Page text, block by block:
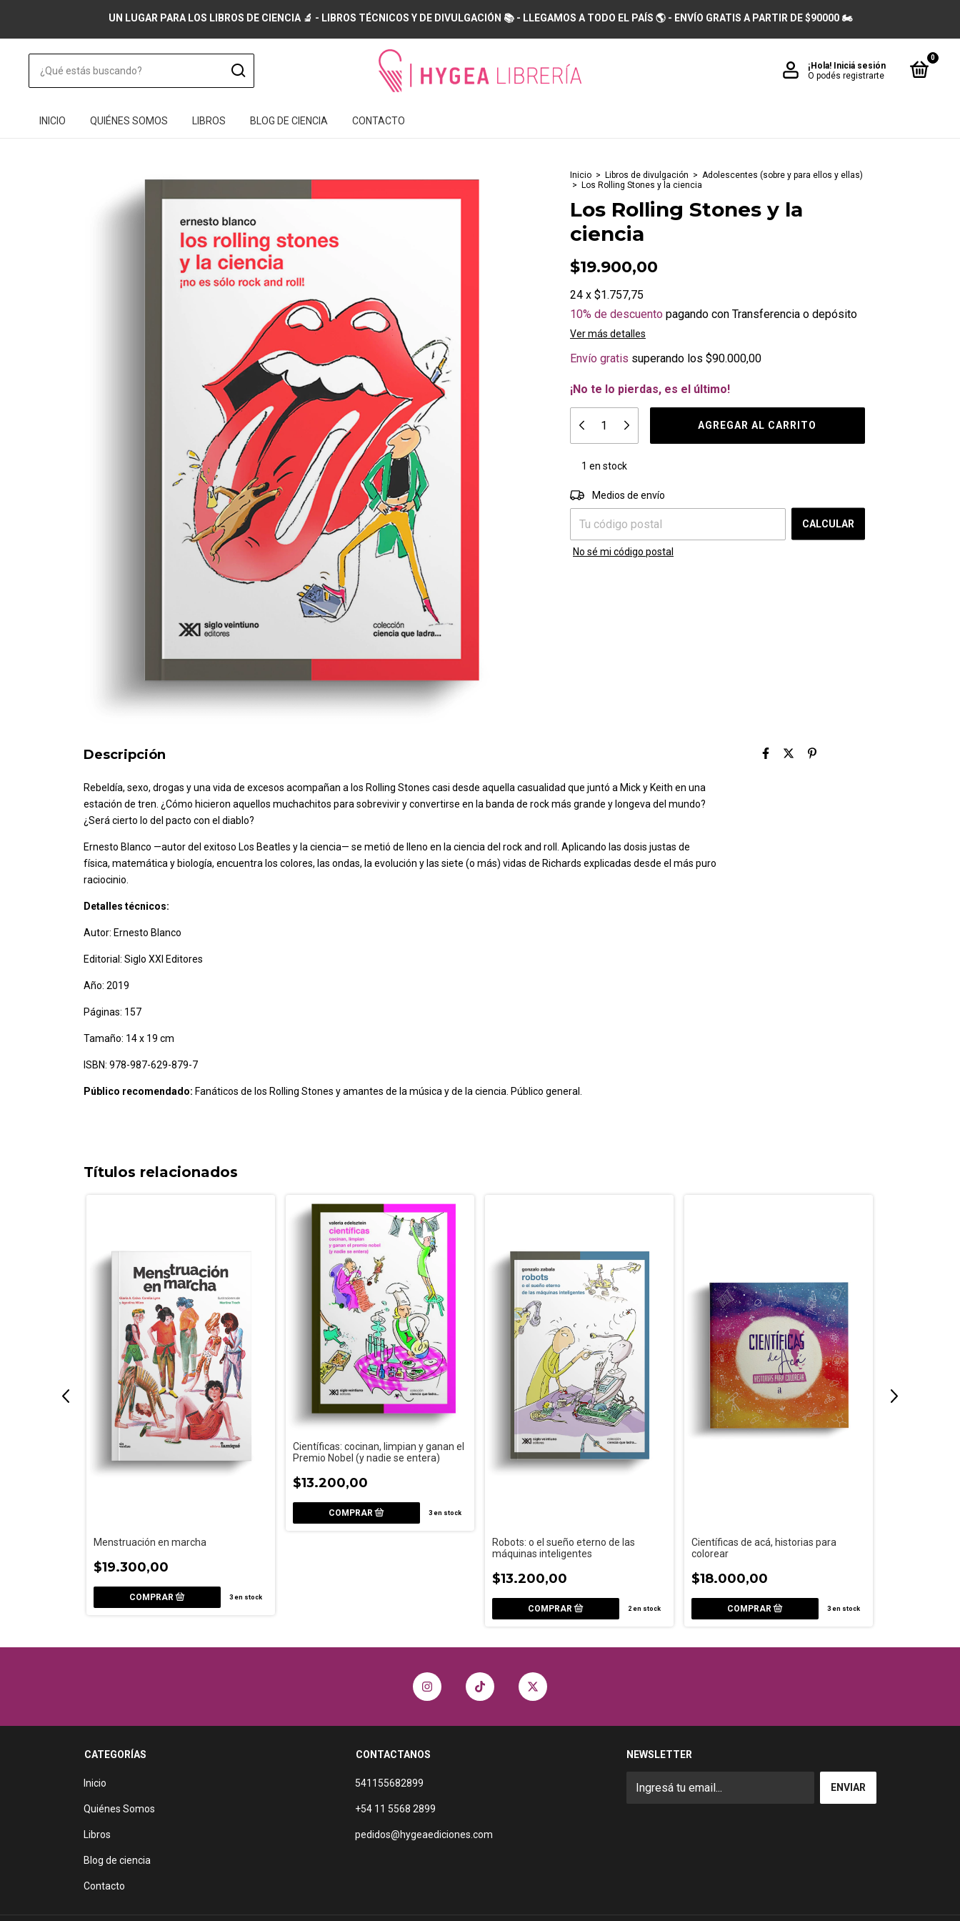
UN LUGAR PARA LOS LIBROS DE CIENCIA 🔬 - LIBROS TÉCNICOS Y DE DIVULGACIÓN 📚 - LLEGAMOS A TODO EL PAÍS 🌎 - ENVÍO GRATIS A PARTIR DE $90000 🏍️
¡Hola! Iniciá sesión
O podés registrarte
0
INICIO QUIÉNES SOMOS LIBROS BLOG DE CIENCIA CONTACTO
Inicio > Libros de divulgación > Adolescentes (sobre y para ellos y ellas)
> Los Rolling Stones y la ciencia
Los Rolling Stones y la
ciencia
$19.900,00
24 x $1.757,75
10% de descuento pagando con Transferencia o depósito
Ver más detalles
Envío gratis superando los $90.000,00
¡No te lo pierdas, es el último!
1 en stock
Entregas para el CP:
Medios de envío
CALCULAR
No sé mi código postal
Descripción
Rebeldía, sexo, drogas y una vida de excesos acompañan a los Rolling Stones casi desde aquella casualidad que juntó a Mick y Keith en una
estación de tren. ¿Cómo hicieron aquellos muchachitos para sobrevivir y convertirse en la banda de rock más grande y longeva del mundo?
¿Será cierto lo del pacto con el diablo?
Ernesto Blanco —autor del exitoso Los Beatles y la ciencia— se metió de lleno en la ciencia del rock and roll. Aplicando las dosis justas de
física, matemática y biología, encuentra los colores, las ondas, la evolución y las siete (o más) vidas de Richards explicadas desde el más puro
raciocinio.
Detalles técnicos:
Autor: Ernesto Blanco
Editorial: Siglo XXI Editores
Año: 2019
Páginas: 157
Tamaño: 14 x 19 cm
ISBN: 978-987-629-879-7
Público recomendado: Fanáticos de los Rolling Stones y amantes de la música y de la ciencia. Público general.
Títulos relacionados
Menstruación en marcha
$19.300,00
3en stock
Científicas: cocinan, limpian y ganan el
Premio Nobel (y nadie se entera)
$13.200,00
3en stock
Robots: o el sueño eterno de las
máquinas inteligentes
$13.200,00
2en stock
Científicas de acá, historias para
colorear
$18.000,00
3en stock
CATEGORÍAS
Inicio
Quiénes Somos
Libros
Blog de ciencia
Contacto
CONTACTANOS
541155682899
+54 11 5568 2899
pedidos@hygeaediciones.com
NEWSLETTER